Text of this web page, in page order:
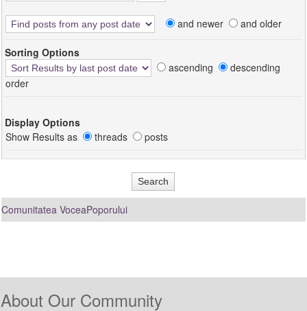
and newer and older
Sorting Options
ascending
descending
order
Display Options
Show Results as
threads posts
Comunitatea VoceaPoporului
About Our Community